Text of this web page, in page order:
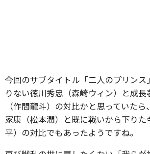
今回のサブタイトル「二人のプリンス
りない徳川秀忠（森崎ウィン）と成
（作間龍斗）の対比かと思っていた
家康（松本潤）と既に戦いから下り
平）の対比でもあったようですね。